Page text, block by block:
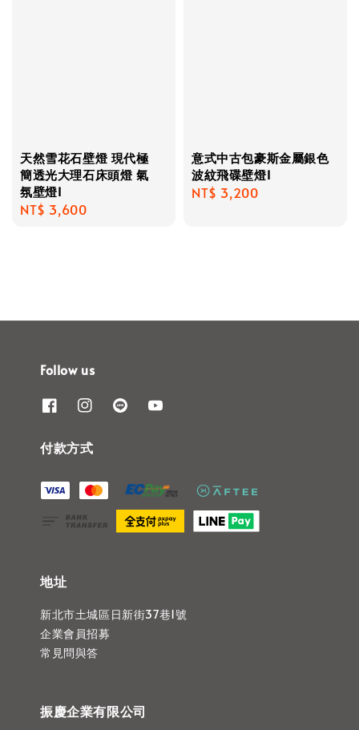
天然雪花石壁燈 現代極
簡透光大理石床頭燈 氣
氛壁燈I
Regular
NT$ 3,600
意式中古包豪斯金屬銀色
波紋飛碟壁燈I
Regular
NT$ 3,200
Follow us
付款方式
地址
新北市土城區日新街37巷1號
企業會員招募
常見問與答
振慶企業有限公司